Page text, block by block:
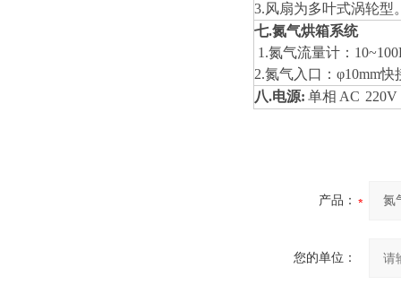
3.风扇为多叶式涡轮型
七.氮气烘箱系统
1.氮气流量计：10~
2.氮气入口：φ10mm快
八.电源: 单相 AC 22
产品：
您的单位：